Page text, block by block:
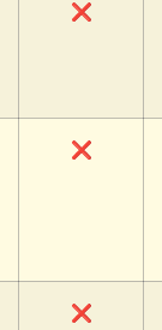
❌
❌
❌